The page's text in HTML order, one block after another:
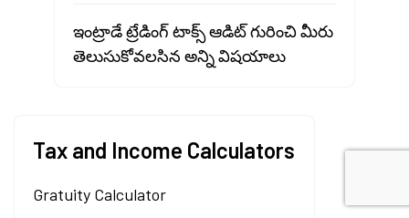
ఇంట్రాడే ట్రేడింగ్ టాక్స్ ఆడిట్ గురించి మీరు
తెలుసుకోవలసిన అన్ని విషయాలు
Tax and Income Calculators
Gratuity Calculator